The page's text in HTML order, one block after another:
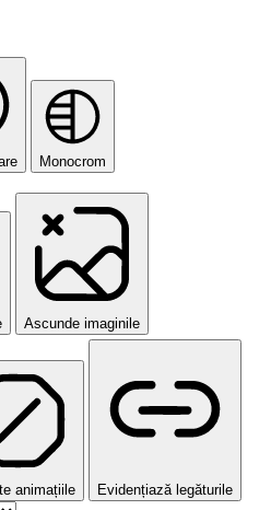
Monocrom
Ascunde imaginile
animațiile Evidențiază legăturile